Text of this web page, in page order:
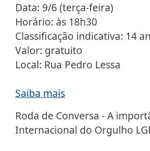
Data: 9/6 (terça-feira)
Horário: às 18h30
Classificação indicativa: 14
Valor: gratuito
Local: Rua Pedro Lessa
Saiba mais
Roda de Conversa - A
Internacional do Orgulho